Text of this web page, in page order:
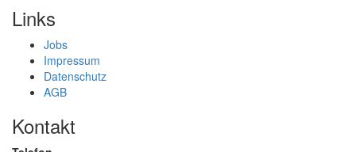
Links
Jobs
Impressum
Datenschutz
AGB
Kontakt